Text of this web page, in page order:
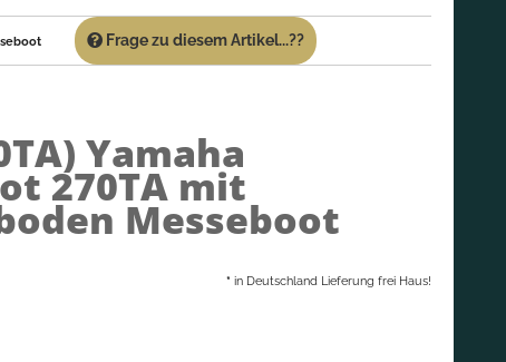
Frage zu diesem Artikel...??
Yamaha
270TA mit
Messeboot
* in Deutschland Lieferung frei Haus!